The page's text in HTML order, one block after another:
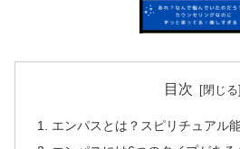
目次
エンパスとは？スピリチュアル